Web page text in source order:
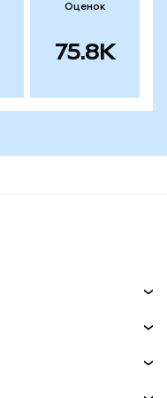
Оценок
75.8K